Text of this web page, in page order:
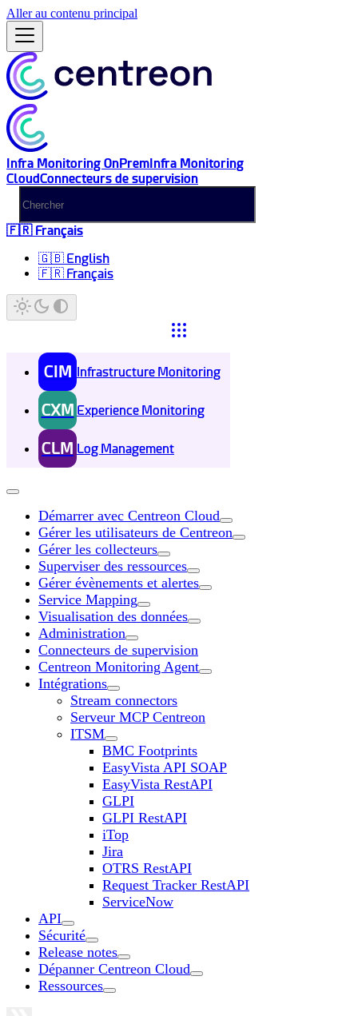
Aller au contenu principal
Infra Monitoring OnPremInfra Monitoring
CloudConnecteurs de supervision
🇫🇷 Français
🇬🇧 English
🇫🇷 Français
CIM Infrastructure Monitoring
CXM Experience Monitoring
CLM Log Management
Démarrer avec Centreon Cloud
Gérer les utilisateurs de Centreon
Gérer les collecteurs
Superviser des ressources
Gérer évènements et alertes
Service Mapping
Visualisation des données
Administration
Connecteurs de supervision
Centreon Monitoring Agent
Intégrations
Stream connectors
Serveur MCP Centreon
ITSM
BMC Footprints
EasyVista API SOAP
EasyVista RestAPI
GLPI
GLPI RestAPI
iTop
Jira
OTRS RestAPI
Request Tracker RestAPI
ServiceNow
API
Sécurité
Release notes
Dépanner Centreon Cloud
Ressources